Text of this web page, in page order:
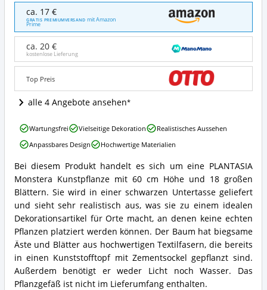
PLANTASIA
Monstera
Zimmerpflanze
künstliche
Pflanze
Angebote:
diese
Monstera
erhältlich?
ca. 17 €
GRATIS PREMIUMVERSAND mit Amazon
Prime
ca. 20 €
kostenlose Lieferung
Top Preis
alle 4 Angebote ansehen
PLANTASIA
Monstera
Zimmerpflanze
künstliche
Pflanze
Zusammenfassung:
Was
bietet
diese
Monstera
Kunstpflanze?
Bei diesem Produkt handelt es sich um eine PLANTASIA
Monstera Kunstpflanze mit 60 cm Höhe und 18 großen
Blättern. Sie wird in einer schwarzen Untertasse geliefert
und sieht sehr realistisch aus, was sie zu einem idealen
Dekorationsartikel für Orte macht, an denen keine echten
Pflanzen platziert werden können. Der Baum hat biegsame
Äste und Blätter aus hochwertigen Textilfasern, die bereits
in einen Kunststofftopf mit Zementsockel gepflanzt sind.
Außerdem benötigt er weder Licht noch Wasser. Das
Pflanzgefäß ist nicht im Lieferumfang enthalten.
PLANTASIA
Monstera
Zimmerpflanze
Pflanze
Vorteile:
Was
spricht
für
diese
Monstera
Kunstpflanze?
Wartungsfrei Vielseitige Dekoration
Realistisches Aussehen
Anpassbares Design
Hochwertige Materialien